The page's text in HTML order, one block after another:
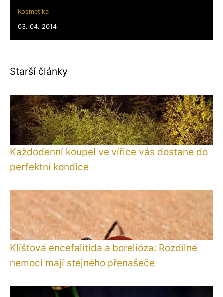
Kosmetika
03. 04. 2014
Starší články
Každodenní koupel ve vířice vás dostane do
perfektní kondice
Klíšťová encefalitida a borelióza: Rozdílné
nemoci mají stejného přenašeče